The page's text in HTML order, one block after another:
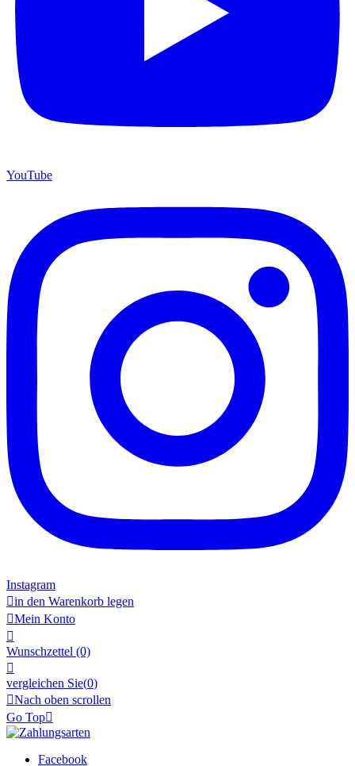
YouTube
Instagram
in den Warenkorb legen
Mein Konto

Wunschzettel (0)

vergleichen Sie(0)
Nach oben scrollen
Go Top
Facebook